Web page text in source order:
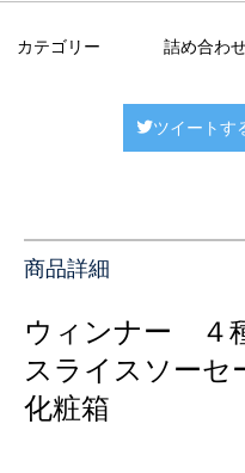
カテゴリー 詰め合わ
ツイートす
商品詳細
ウィンナー ４
スライスソー
化粧箱